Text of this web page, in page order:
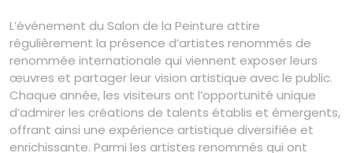
L’événement du Salon de la Peinture attire
régulièrement la présence d’artistes renommés de
renommée internationale qui viennent exposer leurs
œuvres et partager leur vision artistique avec le public.
Chaque année, les visiteurs ont l’opportunité unique
d’admirer les créations de talents établis et émergents,
offrant ainsi une expérience artistique diversifiée et
enrichissante. Parmi les artistes renommés qui ont